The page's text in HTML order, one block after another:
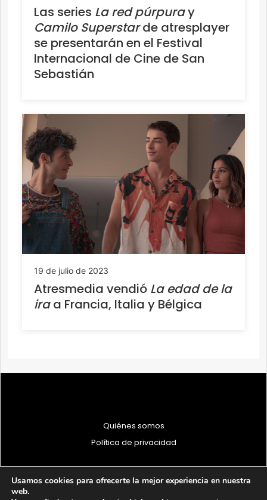
Las series La red púrpuray
Camilo Superstarde atresplayer
se presentarán en el Festival
Internacional de Cine de San
Sebastián
19 de julio de 2023
Atresmedia vendió La edad de la
iraa Francia, Italia y Bélgica
Quiénes somos
Política de privacidad
Usamos cookies para ofrecerte la mejor experiencia en nuestra
web.